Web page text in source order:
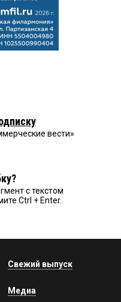
вести»
с текстом
Ctrl + Enter.
Свежий выпуск
Медиа